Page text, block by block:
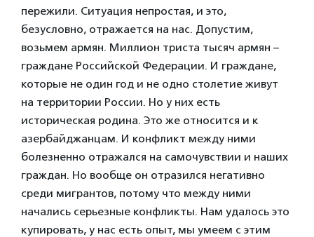
пережили. Ситуация непростая, и это,
безусловно, отражается на нас. Допустим,
возьмем армян. Миллион триста тысяч армян –
граждане Российской Федерации. И граждане,
которые не один год и не одно столетие живут
на территории России. Но у них есть
историческая родина. Это же относится и к
азербайджанцам. И конфликт между ними
болезненно отражался на самочувствии и наших
граждан. Но вообще он отразился негативно
среди мигрантов, потому что между ними
начались серьезные конфликты. Нам удалось это
купировать, у нас есть опыт, мы умеем с этим